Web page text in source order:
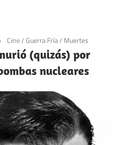
Cine/Guerra Fría/ Muertes
(quizás) por
nucleares